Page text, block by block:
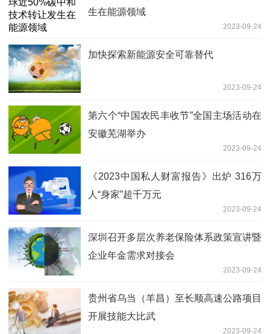
生在能源领域
2023-09-24
加快探索新能源安全可靠替代
2023-09-24
第六个“中国农民丰收节”全国主场活动在
安徽芜湖举办
2023-09-24
《2023中国私人财富报告》出炉 316万
人“身家”超千万元
2023-09-24
深圳召开多层次养老保险体系政策宣讲暨
企业年金需求对接会
2023-09-24
贵州省乌当（羊昌）至长顺高速公路项目
开展技能大比武
2023-09-24